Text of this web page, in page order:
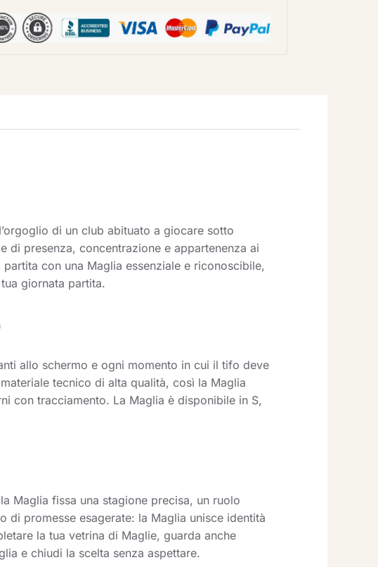
di un club abituato a giocare sotto
di presenza, concentrazione e appartenenza ai
con una Maglia essenziale e riconoscibile,
giornata partita.
allo schermo e ogni momento in cui il tifo deve
tecnico di alta qualità, così la Maglia
con tracciamento. La Maglia è disponibile in S,
Maglia fissa una stagione precisa, un ruolo
promesse esagerate: la Maglia unisce identità
la tua vetrina di Maglie, guarda anche
e chiudi la scelta senza aspettare.